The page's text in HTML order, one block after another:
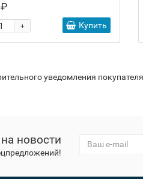
+ Купить
уведомления
новости